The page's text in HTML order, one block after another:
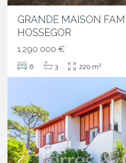
GRANDE MAISON
HOSSEGOR
1 290 000 €
6 3 220 m2